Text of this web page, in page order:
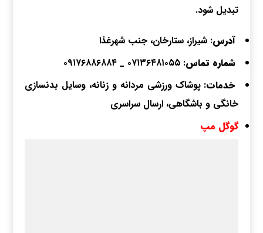
تبدیل شود.
آدرس: شیراز، ستارخان، جنب شهر‌غذا
شماره تماس:۰۷۱۳۶۴۸۱۰۵۵ _۰۹۱۷۶۸۸۶۸۸۴
خدمات: پوشاک ورزشی مردانه و زنانه، وسایل بدنسازی
خانگی و باشگاهی، ارسال سراسری
گوگل مپ